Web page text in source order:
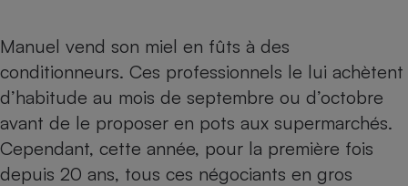
Manuel vend son miel en fûts à des
conditionneurs. Ces professionnels le lui achètent
d’habitude au mois de septembre ou d’octobre
avant de le proposer en pots aux supermarchés.
Cependant, cette année, pour la première fois
depuis 20 ans, tous ces négociants en gros
Plaque de cuisson à
induction
Climatiseur -
Ventilateur